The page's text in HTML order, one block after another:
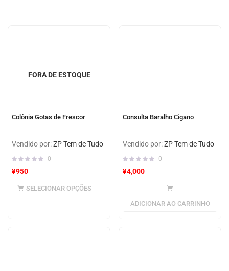
FORA DE ESTOQUE
Colônia Gotas de Frescor
Vendido por:ZP Tem de Tudo
0
¥950
SELECIONAR OPÇÕES
Consulta Baralho Cigano
Vendido por:ZP Tem de Tudo
0
¥4,000
ADICIONAR AO CARRINHO